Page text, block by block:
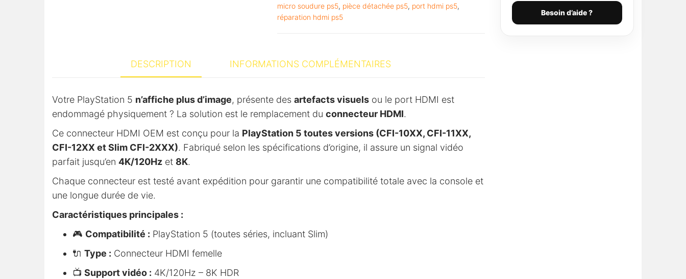
n
micro soudure ps5, pièce détachée ps5, port hdmi ps5,
réparation hdmi ps5
DESCRIPTION INFORMATIONS COMPLÉMENTAIRES
Votre PlayStation 5 n’affiche plus d’image, présente des artefacts visuels ou le port HDMI est
endommagé physiquement ? La solution est le remplacement du connecteur HDMI.
Ce connecteur HDMI OEM est conçu pour la PlayStation 5 toutes versions (CFI-10XX, CFI-11XX,
CFI-12XX et Slim CFI-2XXX). Fabriqué selon les spécifications d’origine, il assure un signal vidéo
parfait jusqu’en 4K/120Hz et 8K.
Chaque connecteur est testé avant expédition pour garantir une compatibilité totale avec la console et
une longue durée de vie.
Caractéristiques principales :
🎮 Compatibilité : PlayStation 5 (toutes séries, incluant Slim)
🔌 Type : Connecteur HDMI femelle
📺 Support vidéo : 4K/120Hz – 8K HDR
Besoin d’aide ?